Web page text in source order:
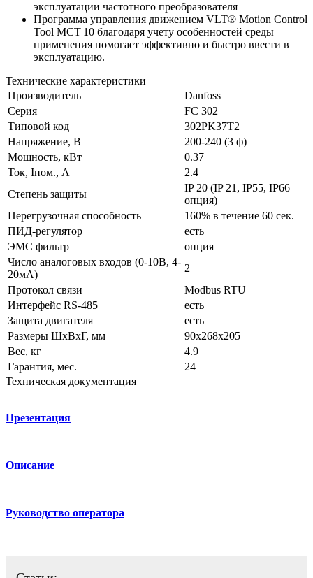
эксплуатации частотного преобразователя
Программа управления движением VLT® Motion Control
Tool MCT 10 благодаря учету особенностей среды
применения помогает эффективно и быстро ввести в
эксплуатацию.
Технические характеристики
Производитель
Danfoss
Серия
FC 302
Типовой код
302PK37T2
Напряжение, В
200-240 (3 ф)
Мощность, кВт
0.37
Ток, Iном., А
2.4
Степень защиты
IP 20 (IP 21, IP55, IP66
опция)
Перегрузочная способность
160% в течение 60 сек.
ПИД-регулятор
есть
ЭМС фильтр
опция
Число аналоговых входов (0-10В, 4-
20мА)
2
Протокол связи
Modbus RTU
Интерфейс RS-485
есть
Защита двигателя
есть
Размеры ШхВхГ, мм
90x268x205
Вес, кг
4.9
Гарантия, мес.
24
Техническая документация
Презентация
Описание
Руководство оператора